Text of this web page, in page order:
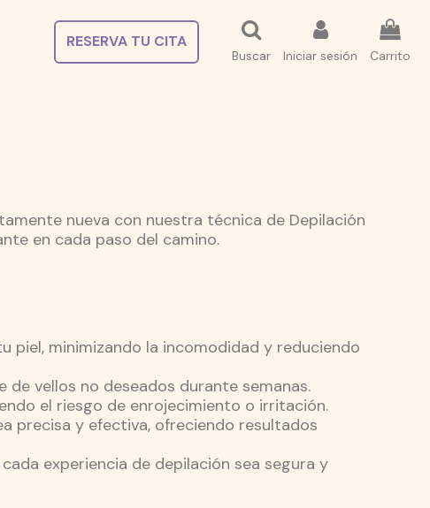
RESERVA TU CITA
Buscar Iniciar sesión Carrito
nueva con nuestra técnica de Depilación
en cada paso del camino.
piel, minimizando la incomodidad y reduciendo
de vellos no deseados durante semanas.
el riesgo de enrojecimiento o irritación.
precisa y efectiva, ofreciendo resultados
experiencia de depilación sea segura y